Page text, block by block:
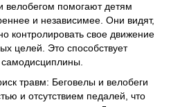
велобегом помогают детям
и независимее. Они видят,
контролировать свое движение
целей. Это способствует
травм: Беговелы и велобеги
и отсутствием педалей, что